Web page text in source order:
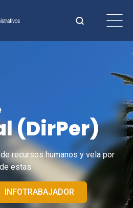
Buscar:
Cuando
(DirPer)
recursos humanos y vela por
estas.
INFOTRABAJADOR